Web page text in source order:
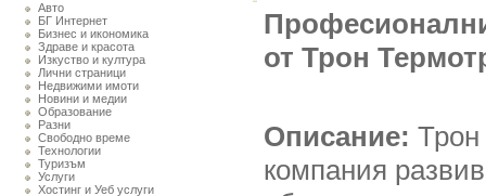
Авто
БГ Интернет
Бизнес и икономика
Здраве и красота
Изкуство и култура
Лични страници
Недвижими имоти
Новини и медии
Образование
Разни
Свободно време
Технологии
Туризъм
Услуги
Хостинг и Уеб услуги
от Трон
Описание: Трон
компания